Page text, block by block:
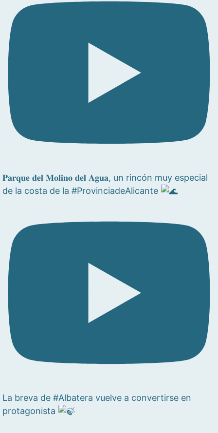
𝐏𝐚𝐫𝐪𝐮𝐞 𝐝𝐞𝐥 𝐌𝐨𝐥𝐢𝐧𝐨 𝐝𝐞𝐥 𝐀𝐠𝐮𝐚, un rincón muy especial
de la costa de la #ProvinciadeAlicante
La breva de #Albatera vuelve a convertirse en
protagonista